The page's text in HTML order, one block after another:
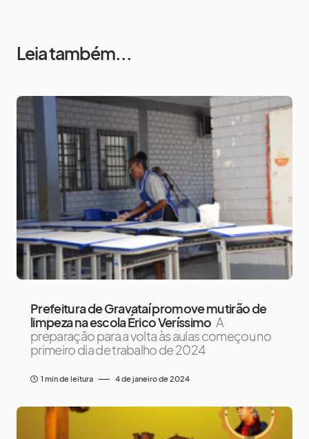
Leia também...
Prefeitura de Gravataí promove mutirão de
limpeza na escola Érico Veríssimo A
preparação para a volta às aulas começou no
primeiro dia de trabalho de 2024
1 min de leitura 4 de janeiro de 2024